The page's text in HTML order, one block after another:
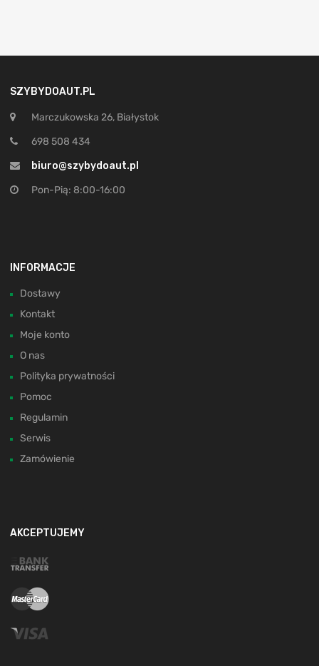
SZYBYDOAUT.PL
Marczukowska 26, Białystok
698 508 434
biuro@szybydoaut.pl
Pon-Pią: 8:00-16:00
INFORMACJE
Dostawy
Kontakt
Moje konto
O nas
Polityka prywatności
Pomoc
Regulamin
Serwis
Zamówienie
AKCEPTUJEMY